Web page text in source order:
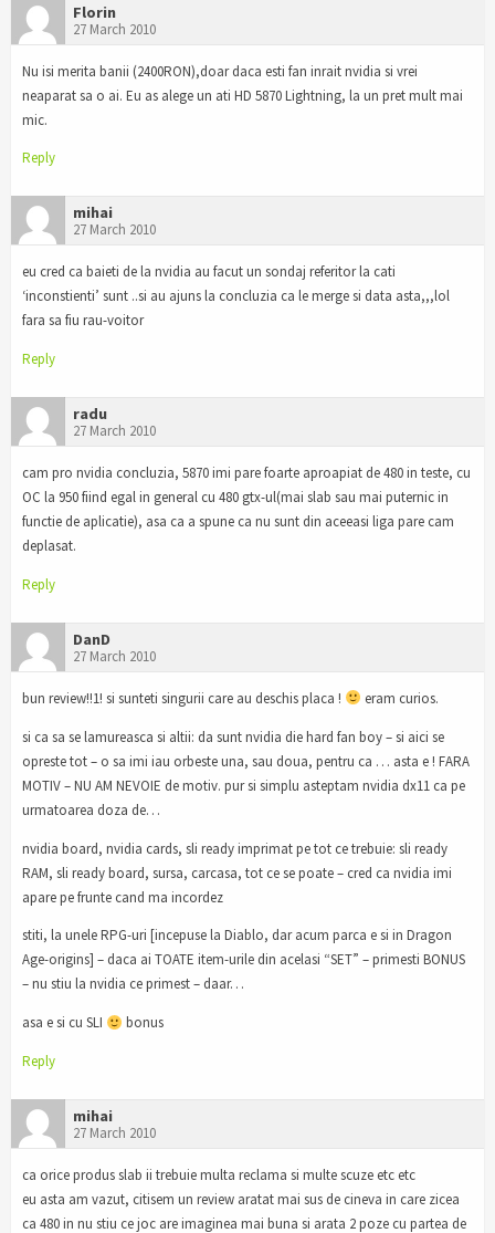
Florin
27 March 2010
Nu isi merita banii (2400RON),doar daca esti fan inrait nvidia si vrei
neaparat sa o ai. Eu as alege un ati HD 5870 Lightning, la un pret mult mai
mic.
Reply
mihai
27 March 2010
eu cred ca baieti de la nvidia au facut un sondaj referitor la cati
‘inconstienti’ sunt ..si au ajuns la concluzia ca le merge si data asta,,,lol
fara sa fiu rau-voitor
Reply
radu
27 March 2010
cam pro nvidia concluzia, 5870 imi pare foarte aproapiat de 480 in teste, cu
OC la 950 fiind egal in general cu 480 gtx-ul(mai slab sau mai puternic in
functie de aplicatie), asa ca a spune ca nu sunt din aceeasi liga pare cam
deplasat.
Reply
DanD
27 March 2010
bun review!!1! si sunteti singurii care au deschis placa ! eram curios.
si ca sa se lamureasca si altii: da sunt nvidia die hard fan boy – si aici se
opreste tot – o sa imi iau orbeste una, sau doua, pentru ca … asta e ! FARA
MOTIV – NU AM NEVOIE de motiv. pur si simplu asteptam nvidia dx11 ca pe
urmatoarea doza de…
nvidia board, nvidia cards, sli ready imprimat pe tot ce trebuie: sli ready
RAM, sli ready board, sursa, carcasa, tot ce se poate – cred ca nvidia imi
apare pe frunte cand ma incordez
stiti, la unele RPG-uri [incepuse la Diablo, dar acum parca e si in Dragon
Age-origins] – daca ai TOATE item-urile din acelasi “SET” – primesti BONUS
– nu stiu la nvidia ce primest – daar…
asa e si cu SLI bonus
Reply
mihai
27 March 2010
ca orice produs slab ii trebuie multa reclama si multe scuze etc etc
eu asta am vazut, citisem un review aratat mai sus de cineva in care zicea
ca 480 in nu stiu ce joc are imaginea mai buna si arata 2 poze cu partea de